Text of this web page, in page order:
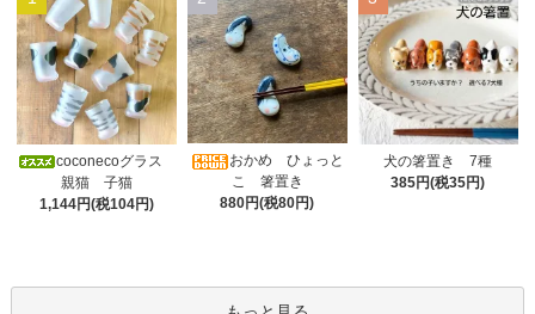
coconecoグラス
親猫 子猫
1,144円(税104円)
おかめ ひょっと
こ 箸置き
880円(税80円)
犬の箸置き 7種
385円(税35円)